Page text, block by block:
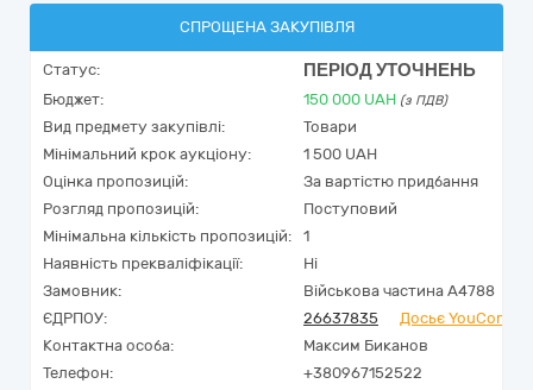
СПРОЩЕНА ЗАКУПІВЛЯ
Статус: ПЕРІОД УТОЧНЕНЬ
Бюджет: 150 000 UAH (з ПДВ)
Вид предмету закупівлі:
Товари
Мінімальний крок аукціону:
1 500 UAH
Оцінка пропозицій:
За вартістю придбання
Розгляд пропозицій:
Поступовий
Мінімальна кількість пропозицій:
1
Наявність прекваліфікації:
Ні
Замовник:
Військова частина А4788
ЄДРПОУ:
26637835
Досьє YouControl
Контактна особа:
Максим Биканов
Телефон:
+380967152522